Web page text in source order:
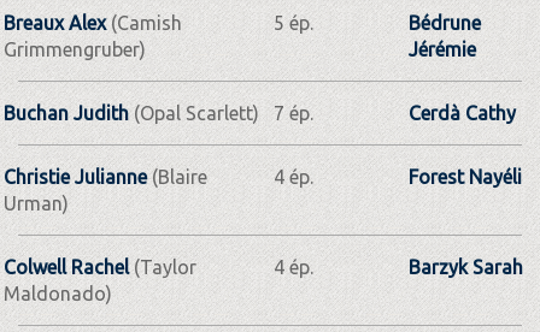
Breaux Alex(Camish
Grimmengruber)
5 ép.
Bédrune
Jérémie
Buchan Judith(Opal Scarlett) 7 ép. Cerdà Cathy
Christie Julianne(Blaire
Urman)
4 ép. Forest Nayéli
Colwell Rachel(Taylor
Maldonado)
4 ép. Barzyk Sarah